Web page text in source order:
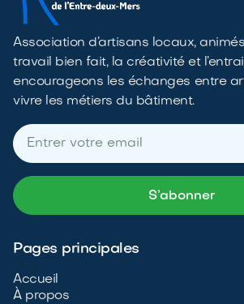
Association d’artisans locaux,
travail bien fait, la créativité et
encourageons les échanges entre
vivre les métiers du bâtiment.
Pages principales
Accueil
À propos